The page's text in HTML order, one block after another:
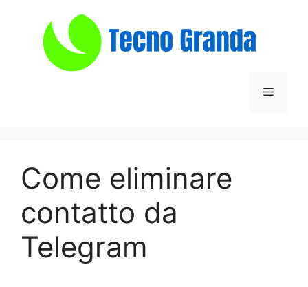
contenuto
Menu
​Come eliminare
contatto da
Telegram​